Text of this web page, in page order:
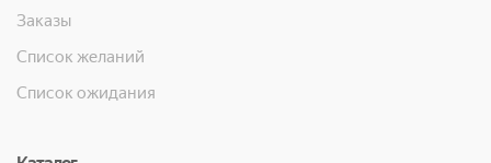
Заказы
Список желаний
Список ожидания